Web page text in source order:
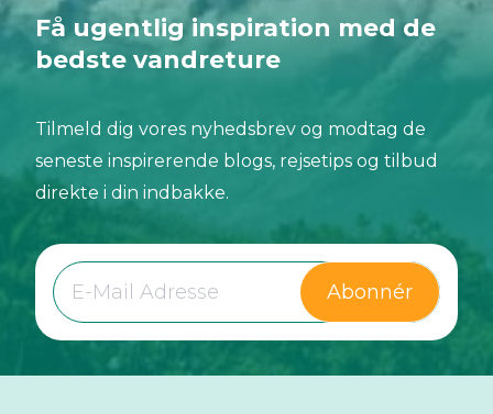
Få ugentlig inspiration med de
bedste vandreture
Tilmeld dig vores nyhedsbrev og modtag de
seneste inspirerende blogs, rejsetips og tilbud
direkte i din indbakke.
Abonnér